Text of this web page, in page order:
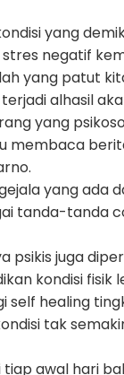
yang
negatif
yang patut
alhasil
yang
membaca
yang ada
tanda-tanda
psikis juga
kondisi fisik
self healing
tak
tiap awal hari